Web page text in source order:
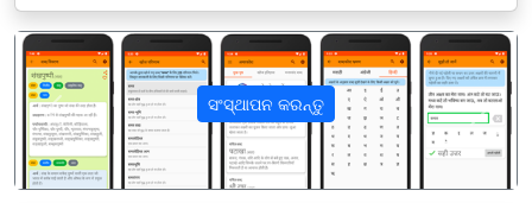
ସଂସ୍ଥାପନ କରନ୍ତୁ
पिछला अगला